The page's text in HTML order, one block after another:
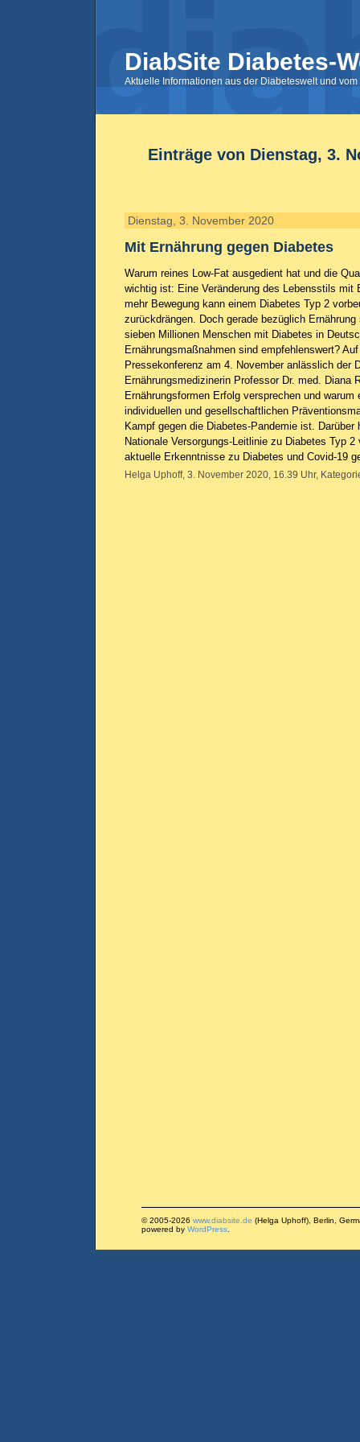
DiabSite Diabetes-
Aktuelle Informationen aus der Diabeteswelt und
Einträge von Dienstag, 3.
Dienstag, 3. November 2020
Mit Ernährung gegen Diabetes
Warum reines Low-Fat ausgedient hat und die
wichtig ist: Eine Veränderung des Lebensstils mit
mehr Bewegung kann einem Diabetes Typ 2
zurückdrängen. Doch gerade bezüglich
sieben Millionen Menschen mit Diabetes in
Ernährungsmaßnahmen sind empfehlenswert?
Pressekonferenz am 4. November anlässlich der
Ernährungsmedizinerin Professor Dr. med. Diana
Ernährungsformen Erfolg versprechen und warum
individuellen und gesellschaftlichen
Kampf gegen die Diabetes-Pandemie ist. Darüber
Nationale Versorgungs-Leitlinie zu Diabetes Typ
aktuelle Erkenntnisse zu Diabetes und Covid-19
Helga Uphoff, 3. November 2020, 16.39 Uhr,
© 2005-2026 www.diabsite.de (Helga Uphoff), Berlin,
powered by WordPress.